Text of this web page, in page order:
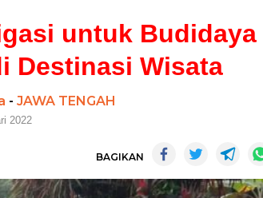
untuk Budidaya
Destinasi Wisata
-JAWA TENGAH
2022
BAGIKAN